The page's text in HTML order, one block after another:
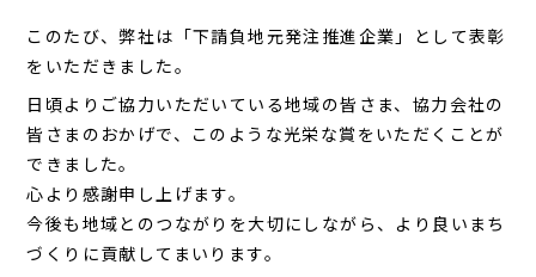
このたび、弊社は「下請負地元発注推進企業」として表彰
をいただきました。
日頃よりご協力いただいている地域の皆さま、協力会社の
皆さまのおかげで、このような光栄な賞をいただくことが
できました。
心より感謝申し上げます。
今後も地域とのつながりを大切にしながら、より良いまち
づくりに貢献してまいります。